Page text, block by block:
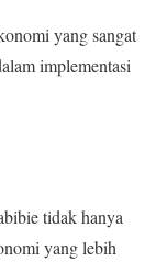
yang sangat
implementasi
tidak hanya
yang lebih